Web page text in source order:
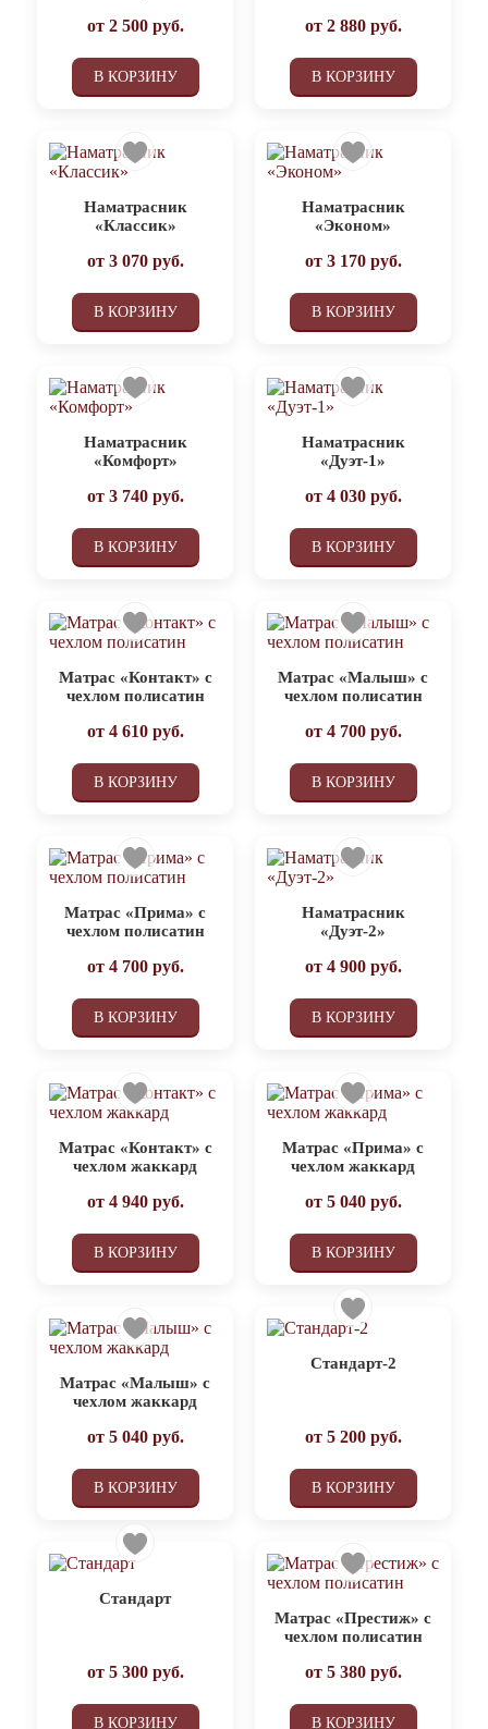
от 2 500руб.
В КОРЗИНУ
от 2 880руб.
В КОРЗИНУ
Наматрасник
«Классик»
от 3 070руб.
В КОРЗИНУ
Наматрасник
«Эконом»
от 3 170руб.
В КОРЗИНУ
Наматрасник
«Комфорт»
от 3 740руб.
В КОРЗИНУ
Наматрасник
«Дуэт-1»
от 4 030руб.
В КОРЗИНУ
Матрас «Контакт» с
чехлом полисатин
от 4 610руб.
В КОРЗИНУ
Матрас «Малыш» с
чехлом полисатин
от 4 700руб.
В КОРЗИНУ
Матрас «Прима» с
чехлом полисатин
от 4 700руб.
В КОРЗИНУ
Наматрасник
«Дуэт-2»
от 4 900руб.
В КОРЗИНУ
Матрас «Контакт» с
чехлом жаккард
от 4 940руб.
В КОРЗИНУ
Матрас «Прима» с
чехлом жаккард
от 5 040руб.
В КОРЗИНУ
Матрас «Малыш» с
чехлом жаккард
от 5 040руб.
В КОРЗИНУ
Стандарт-2
от 5 200руб.
В КОРЗИНУ
Стандарт
от 5 300руб.
В КОРЗИНУ
Матрас «Престиж» с
чехлом полисатин
от 5 380руб.
В КОРЗИНУ